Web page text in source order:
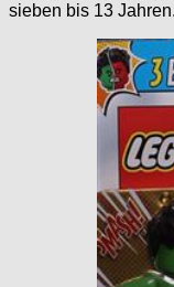
sieben bis 13 Jahren.